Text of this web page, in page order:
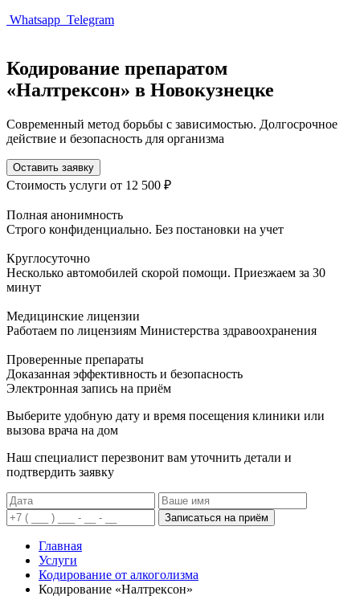
Whatsapp Telegram
Кодирование препаратом
«Налтрексон» в Новокузнецке
Современный метод борьбы с зависимостью. Долгосрочное
действие и безопасность для организма
Оставить заявку
Стоимость услуги от 12 500 ₽
Полная анонимность
Строго конфиденциально. Без постановки на учет
Круглосуточно
Несколько автомобилей скорой помощи. Приезжаем за 30
минут
Медицинские лицензии
Работаем по лицензиям Министерства здравоохранения
Проверенные препараты
Доказанная эффективность и безопасность
Электронная запись на приём
Выберите удобную дату и время посещения клиники или
вызова врача на дом
Наш специалист перезвонит вам уточнить детали и
подтвердить заявку
Записаться на приём
Главная
Услуги
Кодирование от алкоголизма
Кодирование «Налтрексон»